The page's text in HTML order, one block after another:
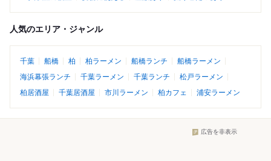
人気のエリア・ジャンル
千葉 船橋 柏 柏ラーメン 船橋ランチ
船橋ラーメン
海浜幕張ランチ
千葉ラーメン 千葉ランチ
松戸ラーメン
柏居酒屋
千葉居酒屋 市川ラーメン 柏カフェ 浦安ラーメン
広告を非表示